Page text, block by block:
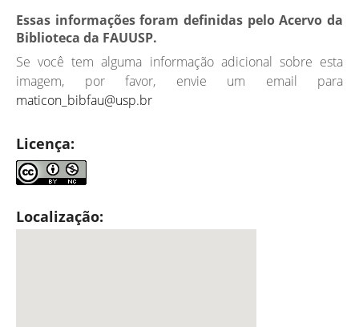
Essas informações foram definidas pelo Acervo da
Biblioteca da FAUUSP.
Se você tem alguma informação adicional sobre esta
imagem, por favor, envie um email para
maticon_bibfau@usp.br
Licença:
Localização: